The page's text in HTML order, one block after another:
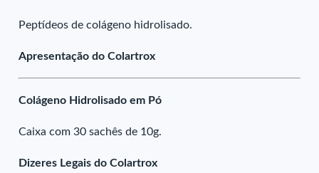
Peptídeos de colágeno hidrolisado.
Apresentação do Colartrox
Colágeno Hidrolisado em Pó
Caixa com 30 sachês de 10g.
Dizeres Legais do Colartrox